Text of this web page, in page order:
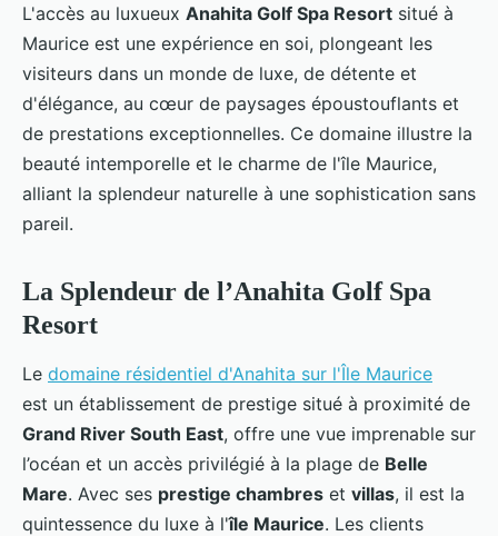
Comment accéder au domaine
d'Anahita ?
Naël•24 octobre 2023•3 min de lecture
L'accès au luxueux Anahita Golf Spa Resort situé à
Maurice est une expérience en soi, plongeant les
visiteurs dans un monde de luxe, de détente et
d'élégance, au cœur de paysages époustouflants et
de prestations exceptionnelles. Ce domaine illustre la
beauté intemporelle et le charme de l'île Maurice,
alliant la splendeur naturelle à une sophistication sans
pareil.
La Splendeur de l’Anahita Golf Spa
Resort
Le domaine résidentiel d'Anahita sur l'Île Maurice
est un établissement de prestige situé à proximité de
Grand River South East, offre une vue imprenable sur
l’océan et un accès privilégié à la plage de Belle
Mare. Avec ses prestige chambres et villas, il est la
quintessence du luxe à l'île Maurice. Les clients